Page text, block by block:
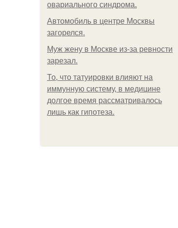
овариального синдрома.
Автомобиль в центре Москвы
загорелся.
Mуж жену в Москве из-за ревности
зарезал.
То, что татуировки влияют на
иммунную систему, в медицине
долгое время рассматривалось
лишь как гипотеза.